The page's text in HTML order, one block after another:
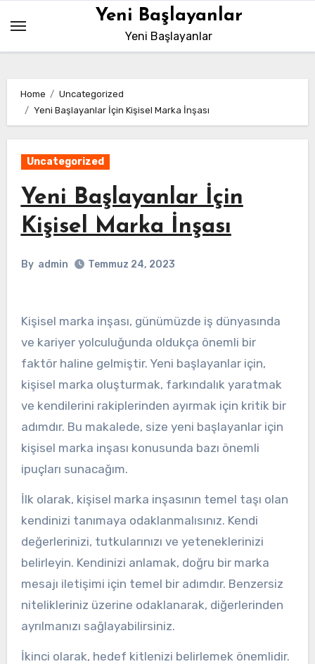
content
Yeni Başlayanlar
Yeni Başlayanlar
Home
Uncategorized
Yeni Başlayanlar İçin Kişisel Marka İnşası
Uncategorized
Yeni Başlayanlar İçin
Kişisel Marka İnşası
By admin Temmuz 24, 2023
Kişisel marka inşası, günümüzde iş dünyasında
ve kariyer yolculuğunda oldukça önemli bir
faktör haline gelmiştir. Yeni başlayanlar için,
kişisel marka oluşturmak, farkındalık yaratmak
ve kendilerini rakiplerinden ayırmak için kritik bir
adımdır. Bu makalede, size yeni başlayanlar için
kişisel marka inşası konusunda bazı önemli
ipuçları sunacağım.
İlk olarak, kişisel marka inşasının temel taşı olan
kendinizi tanımaya odaklanmalısınız. Kendi
değerlerinizi, tutkularınızı ve yeteneklerinizi
belirleyin. Kendinizi anlamak, doğru bir marka
mesajı iletişimi için temel bir adımdır. Benzersiz
nitelikleriniz üzerine odaklanarak, diğerlerinden
ayrılmanızı sağlayabilirsiniz.
İkinci olarak, hedef kitlenizi belirlemek önemlidir.